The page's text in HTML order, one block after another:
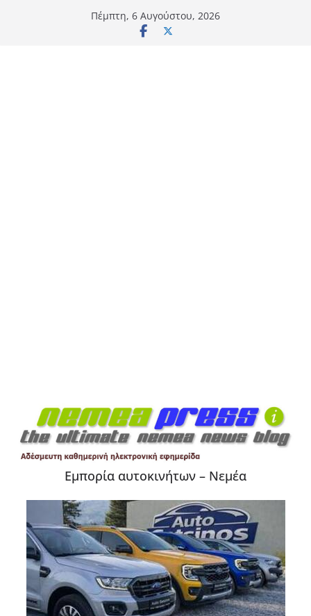
Πέμπτη, 6 Αυγούστου, 2026
Εμπορία αυτοκινήτων – Νεμέα